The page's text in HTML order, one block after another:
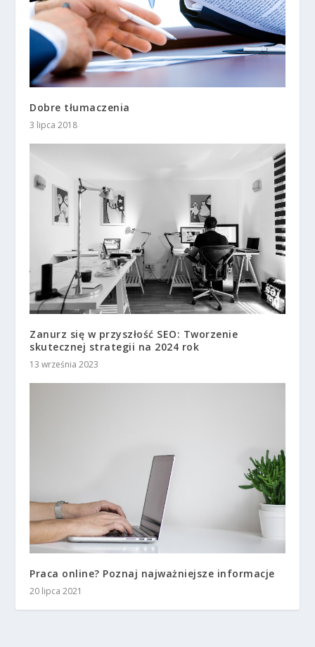
Dobre tłumaczenia
3 lipca 2018
Zanurz się w przyszłość SEO: Tworzenie
skutecznej strategii na 2024 rok
13 września 2023
Praca online? Poznaj najważniejsze informacje
20 lipca 2021